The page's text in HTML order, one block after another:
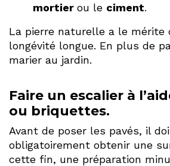
mortier ou le ciment.
La pierre naturelle a le mérite
longévité longue. En plus de
marier au jardin.
Faire un escalier à
ou briquettes.
Avant de poser les pavés, il
obligatoirement obtenir une
cette fin, une préparation